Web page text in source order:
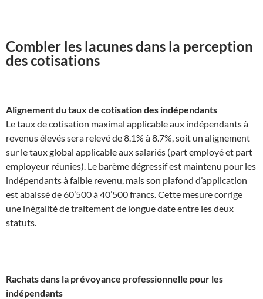
Combler les lacunes dans la perception
des cotisations
Alignement du taux de cotisation des indépendants
Le taux de cotisation maximal applicable aux indépendants à
revenus élevés sera relevé de 8.1% à 8.7%, soit un alignement
sur le taux global applicable aux salariés (part employé et part
employeur réunies). Le barème dégressif est maintenu pour les
indépendants à faible revenu, mais son plafond d’application
est abaissé de 60’500 à 40’500 francs. Cette mesure corrige
une inégalité de traitement de longue date entre les deux
statuts.
Rachats dans la prévoyance professionnelle pour les
indépendants